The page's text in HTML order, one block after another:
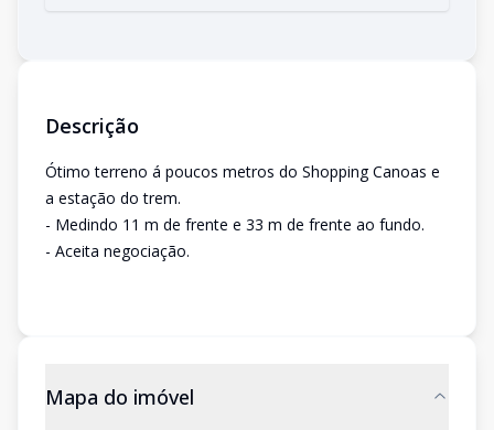
Descrição
Ótimo terreno á poucos metros do Shopping Canoas e
a estação do trem.
- Medindo 11 m de frente e 33 m de frente ao fundo.
- Aceita negociação.
Mapa do imóvel